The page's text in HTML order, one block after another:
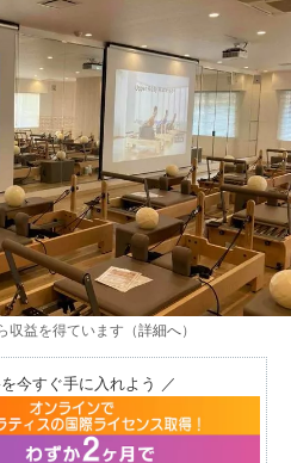
収益を得ています（詳細へ）
今すぐ手に入れよう ／